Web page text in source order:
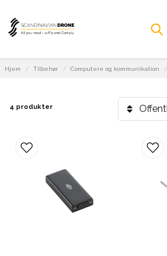
Hjem Tilbehør Computere og kommunikation
4 produkter